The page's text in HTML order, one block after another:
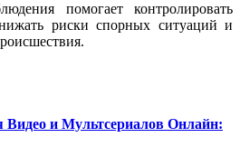
помогает контролировать
риски спорных ситуаций и
Видео и Мультсериалов Онлайн: